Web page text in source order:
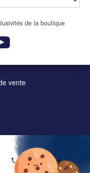
de la boutique
vente